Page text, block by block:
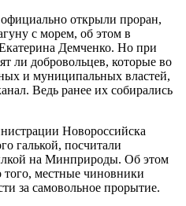
открыли проран,
с морем, об этом в
Демченко. Но при
ли добровольцев, которые во
и муниципальных властей,
Ведь ранее их собирались
Новороссийска
галькой, посчитали
на Минприроды. Об этом
местные чиновники
за самовольное прорытие.